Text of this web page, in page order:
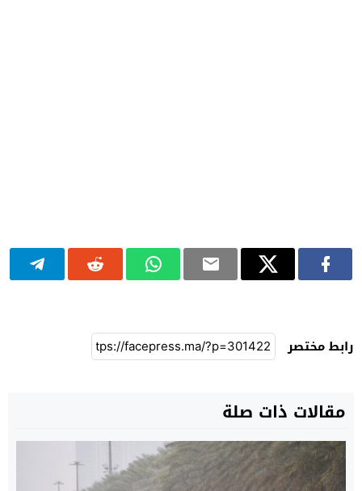
رابط مختصر
مقالات ذات صلة